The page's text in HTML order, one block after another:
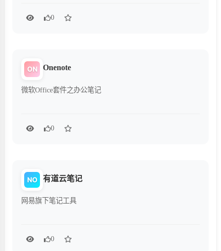
0
ON Onenote
微软Office套件之办公笔记
0
NO 有道云笔记
网易旗下笔记工具
0